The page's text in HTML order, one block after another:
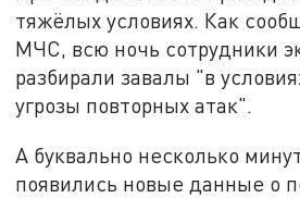
тяжёлых условиях. Как
МЧС, всю ночь сотрудники
разбирали завалы "в
угрозы повторных атак".
А буквально несколько
появились новые данные о